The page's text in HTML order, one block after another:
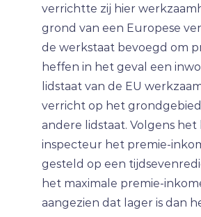
verrichtte zij hier
grond van een Europese
de werkstaat bevoegd om
heffen in het geval een
lidstaat van de EU
verricht op het
andere lidstaat. Volgens
inspecteur het premie-
gesteld op een
het maximale premie-
aangezien dat lager is dan